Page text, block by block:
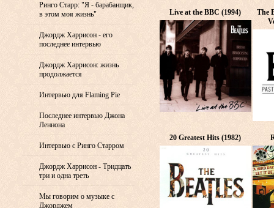
Live at the BBC (1994)
The
20 Greatest Hits (1982)
Ринго Старр: "Я - барабанщик,
в этом моя жизнь"
Джордж Харрисон - его
последнее интервью
Джордж Харрисон: жизнь
продолжается
Интервью для Flaming Pie
Последнее интервью Джона
Леннона
Интервью с Ринго Старром
Джордж Харрисон - Тридцать
три и одна треть
Мы говорим о музыке с
Джорджем